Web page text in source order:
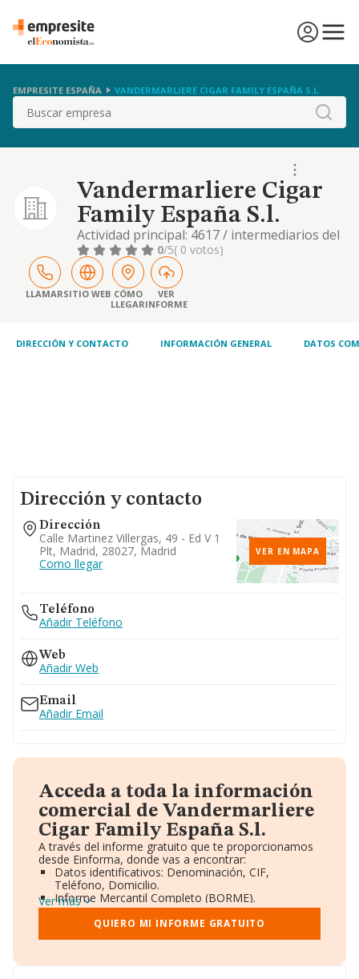
EMPRESITE ESPAÑA VANDERMARLIERE CIGAR FAMILY ESPAÑA S.L.
Buscar
Vandermarliere Cigar
Family España S.l.
Actividad principal: 4617 / intermediarios del
comercio de alimenticios, bebidas y tabaco.
otras actividades: 4781 / comercio al por
menor de productos alimenticios, bebidas y
tabaco en puestos de venta y mercadillos.
0/5( 0 votos)
LLAMARSITIO WEB CÓMO
LLEGAR
VER
INFORME
DIRECCIÓN Y CONTACTO INFORMACIÓN GENERAL DATOS
Dirección y contacto
Dirección
Calle Martinez Villergas, 49 - Ed V 1
Plt, Madrid, 28027, Madrid
Como llegar
VER EN MAPA
Teléfono
Añadir Teléfono
Web
Añadir Web
Email
Añadir Email
Acceda a toda la información
comercial de Vandermarliere
Cigar Family España S.l.
A través del informe gratuito que te proporcionamos
desde Einforma, donde vas a encontrar:
Datos identificativos: Denominación, CIF,
Teléfono, Domicilio.
Informe Mercantil Completo (BORME).
Gráficos de Evolución Ventas y Empleados.
Consejo de Administración y Administradores.
Directivos y Ejecutivos.
Ver más
QUIERO MI INFORME GRATUITO